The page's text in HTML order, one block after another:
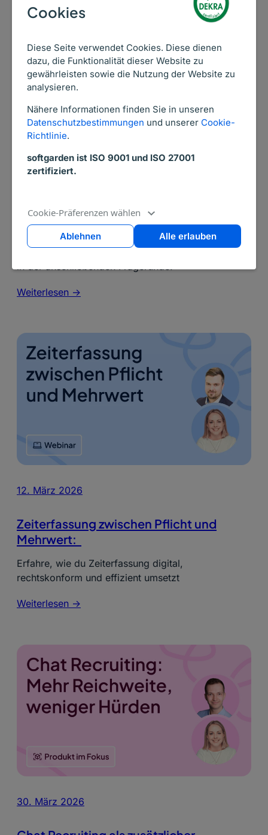
Cookies
Diese Seite verwendet Cookies. Diese dienen
dazu, die Funktionalität dieser Website zu
gewährleisten sowie die Nutzung der Website zu
analysieren.
Nähere Informationen finden Sie in unseren
Datenschutzbestimmungen und unserer Cookie-
Richtlinie.
softgarden ist ISO 9001 und ISO 27001
zertifiziert.
Cookie-Präferenzen wählen
Ablehnen Alle erlauben
Entgelttransparenz: Bist du bereit?
Recht, Markt und Umsetzung in 90 Minuten
kompakt erklärt plus die Antworten auf alle Fragen
Weiterlesen ->
12. März 2026
Zeiterfassung zwischen Pflicht und
Mehrwert:
Erfahre, wie du Zeiterfassung digital,
rechtskonform und effizient umsetzt
Weiterlesen ->
30. März 2026